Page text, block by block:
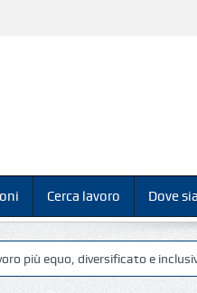
Cerca lavoro Dove
diversificato e inclusivo”.